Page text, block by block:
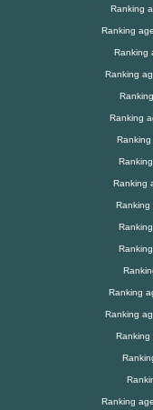
Ranking
Ranking
Ranking
Ranking
Ranking
Ranking
Ranking
Ranking
Ranking
Ranking
Ranking
Ranking